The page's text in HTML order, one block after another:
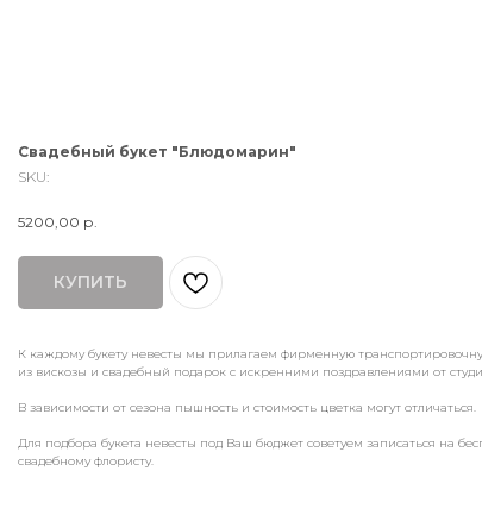
Свадебный букет "Блюдомарин"
SKU:
5200,00 р.
КУПИТЬ
К каждому букету невесты мы прилагаем фирменную
из вискозы и свадебный подарок с искренними поздравлениями от
В зависимости от сезона пышность и стоимость цветка могут отличаться.
Для подбора букета невесты под Ваш бюджет советуем записаться на
свадебному флористу.